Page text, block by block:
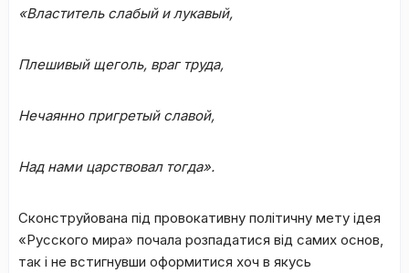
«Властитель слабый и лукавый,
Плешивый щеголь, враг труда,
Нечаянно пригретый славой,
Над нами царствовал тогда».
Сконструйована під провокативну політичну мету ідея
«Русского мира» почала розпадатися від самих основ,
так і не встигнувши оформитися хоч в якусь